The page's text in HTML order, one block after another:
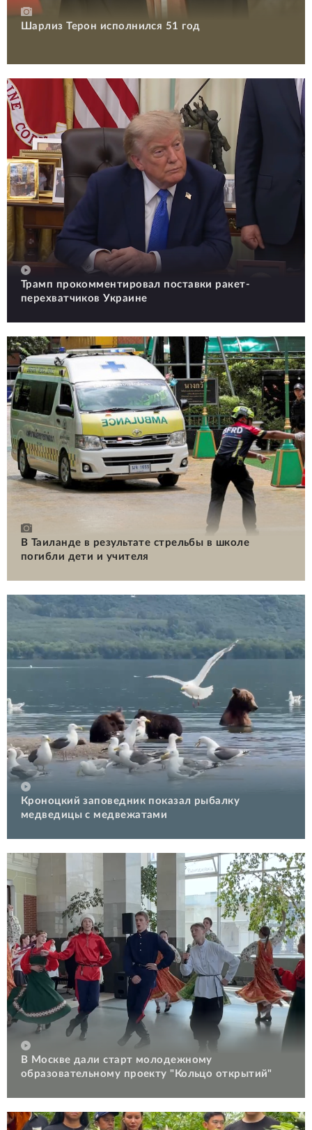
Шарлиз Терон исполнился 51 год
Трамп прокомментировал поставки ракет-
перехватчиков Украине
В Таиланде в результате стрельбы в школе
погибли дети и учителя
Кроноцкий заповедник показал рыбалку
медведицы с медвежатами
В Москве дали старт молодежному
образовательному проекту "Кольцо открытий"